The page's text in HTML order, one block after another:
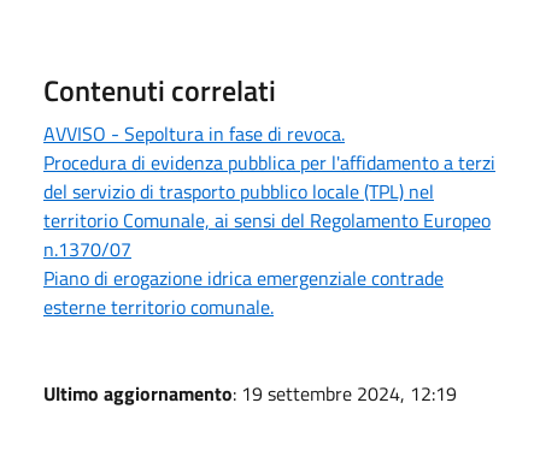
Contenuti correlati
AVVISO - Sepoltura in fase di revoca.
Procedura di evidenza pubblica per l'affidamento a terzi
del servizio di trasporto pubblico locale (TPL) nel
territorio Comunale, ai sensi del Regolamento Europeo
n.1370/07
Piano di erogazione idrica emergenziale contrade
esterne territorio comunale.
Ultimo aggiornamento: 19 settembre 2024, 12:19